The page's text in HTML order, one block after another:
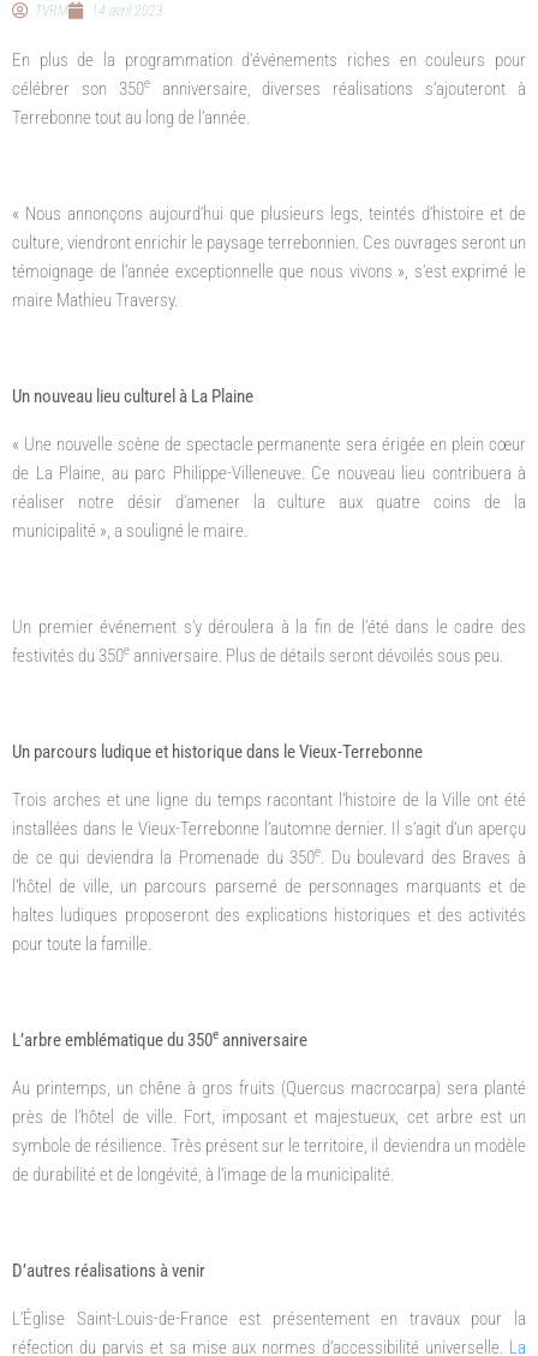
TVRM 14 avril 2023
En plus de la programmation d’événements riches en couleurs pour
célébrer son 350eanniversaire, diverses réalisations s’ajouteront à
Terrebonne tout au long de l’année.
« Nous annonçons aujourd’hui que plusieurs legs, teintés d’histoire et de
culture, viendront enrichir le paysage terrebonnien. Ces ouvrages seront un
témoignage de l’année exceptionnelle que nous vivons », s’est exprimé le
maire Mathieu Traversy.
Un nouveau lieu culturel à La Plaine
« Une nouvelle scène de spectacle permanente sera érigée en plein cœur
de La Plaine, au parc Philippe-Villeneuve. Ce nouveau lieu contribuera à
réaliser notre désir d’amener la culture aux quatre coins de la
municipalité », a souligné le maire.
Un premier événement s’y déroulera à la fin de l’été dans le cadre des
festivités du 350e anniversaire. Plus de détails seront dévoilés sous peu.
Un parcours ludique et historique dans le Vieux-Terrebonne
Trois arches et une ligne du temps racontant l’histoire de la Ville ont été
installées dans le Vieux-Terrebonne l’automne dernier. Il s’agit d’un aperçu
de ce qui deviendra la Promenade du 350e. Du boulevard des Braves à
l’hôtel de ville, un parcours parsemé de personnages marquants et de
haltes ludiques proposeront des explications historiques et des activités
pour toute la famille.
L’arbre emblématique du 350e anniversaire
Au printemps, un chêne à gros fruits (Quercus macrocarpa) sera planté
près de l’hôtel de ville. Fort, imposant et majestueux, cet arbre est un
symbole de résilience. Très présent sur le territoire, il deviendra un modèle
de durabilité et de longévité, à l’image de la municipalité.
D’autres réalisations à venir
L’Église Saint-Louis-de-France est présentement en travaux pour la
réfection du parvis et sa mise aux normes d’accessibilité universelle. La